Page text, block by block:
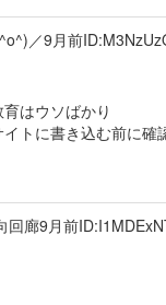
／9月前
はウソばかり
トに書き込む前に確
回廊9月前